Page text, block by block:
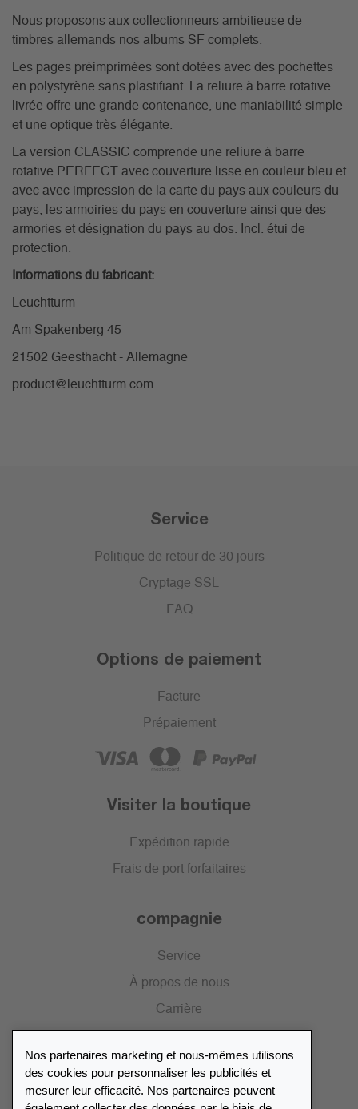
Nous proposons aux collectionneurs ambitieuse de
timbres allemands nos albums SF complets.
Les pages préimprimées sont dotées avec des pochettes
en polystyrène sans plastifiant. La reliure à barre rotative
livrée offre une grande contenance, une maniabilité simple
et une optique très élégante.
La version CLASSIC comprende une reliure à barre
rotative PERFECT avec couverture lisse en couleur bleu et
avec avec impression de la carte du pays aux couleurs du
pays, les armoiries du pays en couverture ainsi que des
armories et désignation du pays au dos. Incl. étui de
protection.
Informations du fabricant:
Leuchtturm
Am Spakenberg 45
21502 Geesthacht - Allemagne
product@leuchtturm.com
Service
Politique de retour de 30 jours
Cryptage SSL
FAQ
Options de paiement
Facture
Prépaiement
Visiter la boutique
Expédition rapide
Frais de port forfaitaires
compagnie
Service
À propos de nous
Carrière
Catalogue
Nos partenaires marketing et nous-mêmes utilisons
des cookies pour personnaliser les publicités et
mesurer leur efficacité. Nos partenaires peuvent